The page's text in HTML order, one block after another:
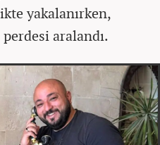
yakalanırken,
aralandı.